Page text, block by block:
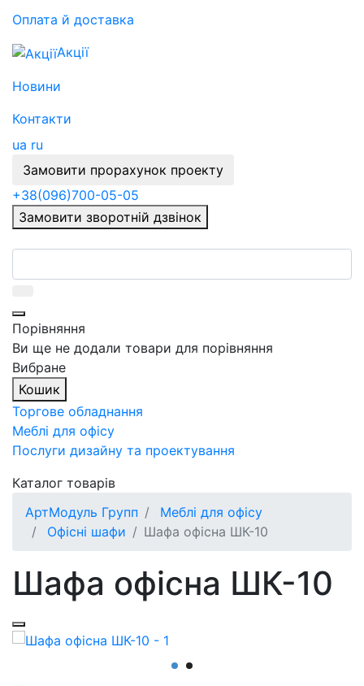
Оплата й доставка
Акції
Новини
Контакти
ua ru
Замовити прорахунок проекту
+38(096)700-05-05
Замовити зворотній дзвінок
Порівняння
Ви ще не додали товари для порівняння
Вибране
Кошик
Торгове обладнання
Меблі для офісу
Послуги дизайну та проектування
Каталог товарів
АртМодуль Групп
Меблі для офісу
Офісні шафи
Шафа офісна ШК-10
Шафа офісна ШК-10